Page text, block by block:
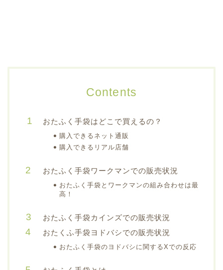
Contents
おたふく手袋はどこで買えるの？
購入できるネット通販
購入できるリアル店舗
おたふく手袋ワークマンでの販売状況
おたふく手袋とワークマンの組み合わせは最
高！
おたふく手袋カインズでの販売状況
おたくふ手袋ヨドバシでの販売状況
おたふく手袋のヨドバシに関するXでの反応